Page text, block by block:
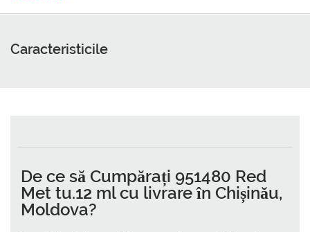
Caracteristicile
De ce să Cumpărați 951480 Red
Met tu.12 ml cu livrare în Chișinău,
Moldova?